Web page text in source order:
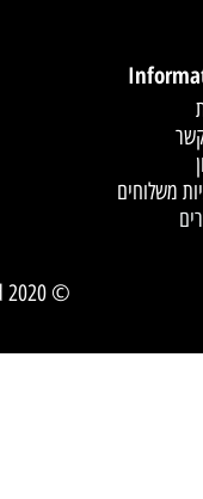
© 2020 PaiProjects Reserved